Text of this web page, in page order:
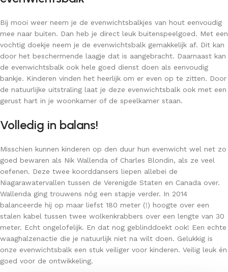
Bij mooi weer neem je de evenwichtsbalkjes van hout eenvoudig
mee naar buiten. Dan heb je direct leuk buitenspeelgoed. Met een
vochtig doekje neem je de evenwichtsbalk gemakkelijk af. Dit kan
door het beschermende laagje dat is aangebracht. Daarnaast kan
de evenwichtsbalk ook hele goed dienst doen als eenvoudig
bankje. Kinderen vinden het heerlijk om er even op te zitten. Door
de natuurlijke uitstraling laat je deze evenwichtsbalk ook met een
gerust hart in je woonkamer of de speelkamer staan.
Volledig in balans!
Misschien kunnen kinderen op den duur hun evenwicht wel net zo
goed bewaren als Nik Wallenda of Charles Blondin, als ze veel
oefenen. Deze twee koorddansers liepen allebei de
Niagarawatervallen tussen de Verenigde Staten en Canada over.
Wallenda ging trouwens nóg een stapje verder. In 2014
balanceerde hij op maar liefst 180 meter (!) hoogte over een
stalen kabel tussen twee wolkenkrabbers over een lengte van 30
meter. Echt ongelofelijk. En dat nog geblinddoekt ook! Een echte
waaghalzenactie die je natuurlijk niet na wilt doen. Gelukkig is
onze evenwichtsbalk een stuk veiliger voor kinderen. Veilig leuk én
goed voor de ontwikkeling.